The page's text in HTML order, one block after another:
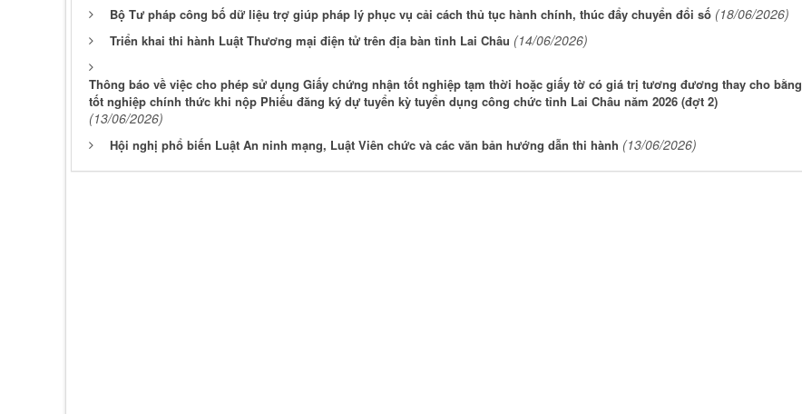
Bộ Tư pháp công bố dữ liệu trợ giúp pháp lý phục vụ cải cách thủ tục hành chính, thúc đẩy chuyển đổi số (18/06/2026)
Triển khai thi hành Luật Thương mại điện tử trên địa bàn tỉnh Lai Châu (14/06/2026)
Thông báo về việc cho phép sử dụng Giấy chứng nhận tốt nghiệp tạm thời hoặc giấy tờ có giá trị tương đương thay cho bằng
tốt nghiệp chính thức khi nộp Phiếu đăng ký dự tuyển kỳ tuyển dụng công chức tỉnh Lai Châu năm 2026 (đợt 2)
(13/06/2026)
Hội nghị phổ biến Luật An ninh mạng, Luật Viên chức và các văn bản hướng dẫn thi hành (13/06/2026)